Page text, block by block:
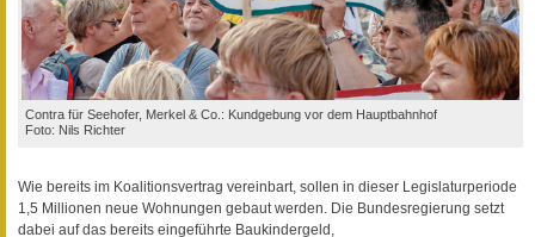
Contra für Seehofer, Merkel & Co.: Kundgebung vor dem Hauptbahnhof
Foto: Nils Richter
Wie bereits im Koalitionsvertrag vereinbart, sollen in dieser Legislaturperiode
1,5 Millionen neue Wohnungen gebaut werden. Die Bundesregierung setzt
dabei auf das bereits eingeführte Baukindergeld,